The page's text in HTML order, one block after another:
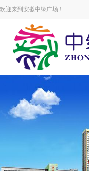
欢迎来到安徽中绿广场！